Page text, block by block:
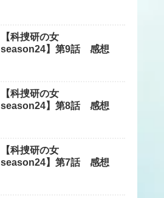
【科捜研の女
season24】第9話 感想
【科捜研の女
season24】第8話 感想
【科捜研の女
season24】第7話 感想